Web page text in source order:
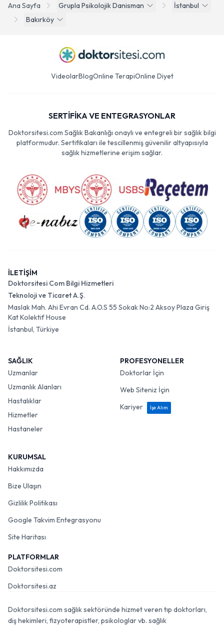
Ana Sayfa Grupla Psikolojik Danisman
İstanbul
Bakırköy
VideolarBlogOnline TerapiOnline Diyet
SERTİFİKA VE ENTEGRASYONLAR
Doktorsitesi.com Sağlık Bakanlığı onaylı ve entegreli bir sağlık bilgi
platformudur. Sertifikaları ile tescillenmiş güvenilir altyapısıyla
sağlık hizmetlerine erişim sağlar.
İLETİŞİM
Doktorsitesi Com Bilgi Hizmetleri
Teknoloji ve Ticaret A.Ş.
Maslak Mah. Ahi Evran Cd. A.O.S 55 Sokak No:2 Aksoy Plaza Giriş
Kat Kolektif House
İstanbul, Türkiye
SAĞLIK
Uzmanlar
Uzmanlık Alanları
Hastalıklar
Hizmetler
Hastaneler
PROFESYONELLER
Doktorlar İçin
Web Siteniz İçin
Kariyer
İşe Alım
KURUMSAL
Hakkımızda
Bize Ulaşın
Gizlilik Politikası
Google Takvim Entegrasyonu
Site Haritası
PLATFORMLAR
Doktorsitesi.com
Doktorsitesi.az
Doktorsitesi.com sağlık sektöründe hizmet veren tıp doktorları,
diş hekimleri, fizyoterapistler, psikologlar vb. sağlık